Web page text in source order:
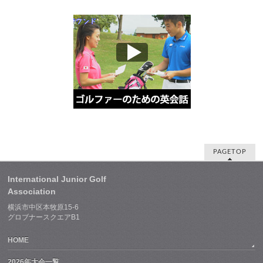
PAGETOP
International Junior Golf
Association
横浜市中区本牧原15-6
グロブナースクエアB1
HOME